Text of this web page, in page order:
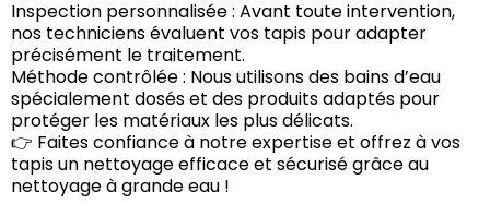
Inspection personnalisée : Avant toute intervention,
nos techniciens évaluent vos tapis pour adapter
précisément le traitement.
Méthode contrôlée : Nous utilisons des bains d’eau
spécialement dosés et des produits adaptés pour
protéger les matériaux les plus délicats.
👉 Faites confiance à notre expertise et offrez à vos
tapis un nettoyage efficace et sécurisé grâce au
nettoyage à grande eau !